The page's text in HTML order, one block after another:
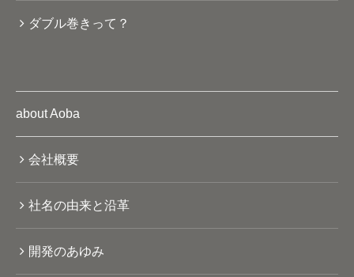
ダブル巻きって？
about Aoba
会社概要
社名の由来と沿革
開発のあゆみ